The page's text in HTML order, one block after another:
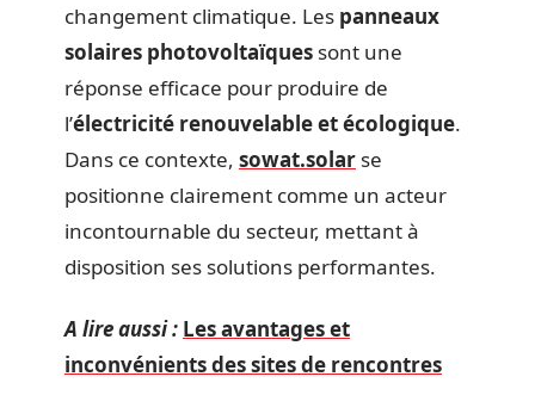
changement climatique. Les panneaux
solaires photovoltaïques sont une
réponse efficace pour produire de
l’électricité renouvelable et écologique.
Dans ce contexte, sowat.solar se
positionne clairement comme un acteur
incontournable du secteur, mettant à
disposition ses solutions performantes.
A lire aussi : Les avantages et
inconvénients des sites de rencontres